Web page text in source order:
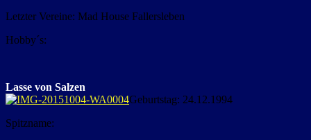
Letzter Vereine: Mad House Fallersleben
Hobby´s:
Lasse von Salzen
Geburtstag: 24.12.1994
Spitzname: